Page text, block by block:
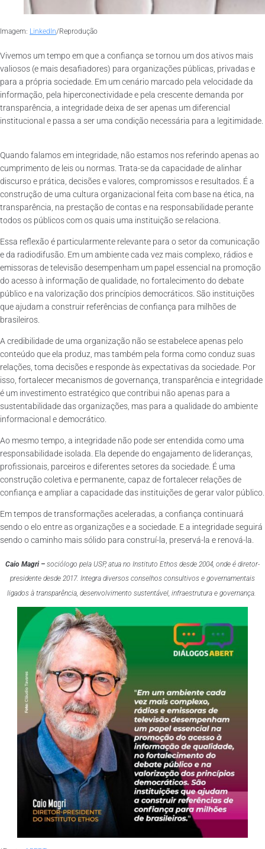
Imagem: LinkedIn/Reprodução
Vivemos um tempo em que a confiança se tornou um dos ativos mais
valiosos (e mais desafiadores) para organizações públicas, privadas e
para a própria sociedade. Em um cenário marcado pela velocidade da
informação, pela hiperconectividade e pela crescente demanda por
transparência, a integridade deixa de ser apenas um diferencial
institucional e passa a ser uma condição necessária para a legitimidade.
Quando falamos em integridade, não estamos nos referindo apenas ao
cumprimento de leis ou normas. Trata-se da capacidade de alinhar
discurso e prática, decisões e valores, compromissos e resultados. É a
construção de uma cultura organizacional feita com base na ética, na
transparência, na prestação de contas e na responsabilidade perante
todos os públicos com os quais uma instituição se relaciona.
Essa reflexão é particularmente relevante para o setor da comunicação
e da radiodifusão. Em um ambiente cada vez mais complexo, rádios e
emissoras de televisão desempenham um papel essencial na promoção
do acesso à informação de qualidade, no fortalecimento do debate
público e na valorização dos princípios democráticos. São instituições
que ajudam a construir referências de confiança para milhões de
brasileiros.
A credibilidade de uma organização não se estabelece apenas pelo
conteúdo que ela produz, mas também pela forma como conduz suas
relações, toma decisões e responde às expectativas da sociedade. Por
isso, fortalecer mecanismos de governança, transparência e integridade
é um investimento estratégico que contribui não apenas para a
sustentabilidade das organizações, mas para a qualidade do ambiente
informacional e democrático.
Ao mesmo tempo, a integridade não pode ser entendida como uma
responsabilidade isolada. Ela depende do engajamento de lideranças,
profissionais, parceiros e diferentes setores da sociedade. É uma
construção coletiva e permanente, capaz de fortalecer relações de
confiança e ampliar a capacidade das instituições de gerar valor público.
Em tempos de transformações aceleradas, a confiança continuará
sendo o elo entre as organizações e a sociedade. E a integridade seguirá
sendo o caminho mais sólido para construí-la, preservá-la e renová-la.
Caio Magri – sociólogo pela USP, atua no Instituto Ethos desde 2004, onde é diretor-
presidente desde 2017. Integra diversos conselhos consultivos e governamentais
ligados à transparência, desenvolvimento sustentável, infraestrutura e governança.